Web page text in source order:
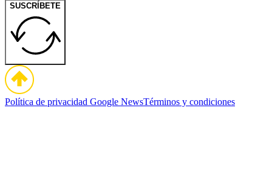
SUSCRÍBETE
Política de privacidad Google NewsTérminos y condiciones